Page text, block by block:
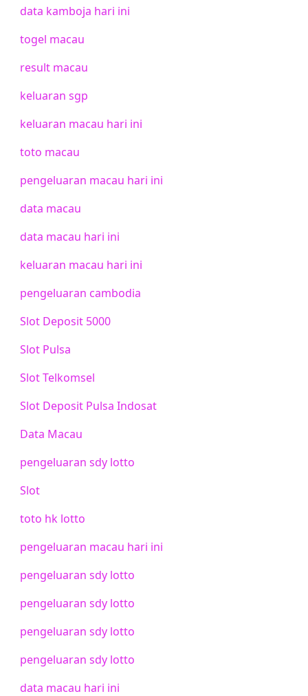
data kamboja hari ini
togel macau
result macau
keluaran sgp
keluaran macau hari ini
toto macau
pengeluaran macau hari ini
data macau
data macau hari ini
keluaran macau hari ini
pengeluaran cambodia
Slot Deposit 5000
Slot Pulsa
Slot Telkomsel
Slot Deposit Pulsa Indosat
Data Macau
pengeluaran sdy lotto
Slot
toto hk lotto
pengeluaran macau hari ini
pengeluaran sdy lotto
pengeluaran sdy lotto
pengeluaran sdy lotto
pengeluaran sdy lotto
data macau hari ini